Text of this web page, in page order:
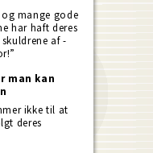
mange gode
har haft deres
af -
man kan
ikke til at
deres